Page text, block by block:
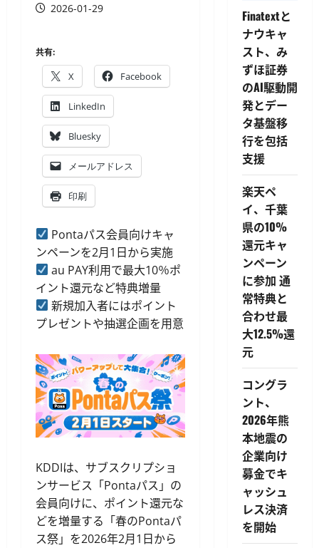
2026-01-29
共有:
X Facebook
LinkedIn
Bluesky
メールアドレス
印刷
Pontaパス会員向けキャ
ンペーンを2月1日から実施
au PAY利用で最大10％ポ
イント還元など特典増量
新規加入者にはポイント
プレゼントや抽選企画を用意
KDDIは、サブスクリプショ
ンサービス「Pontaパス」の
会員向けに、ポイント還元な
どを増量する「春のPontaパ
ス祭」を2026年2月1日から
Finatextと
ナウキャ
スト、み
ずほ証券
のAI駆動開
発とデー
タ基盤移
行を包括
支援
楽天ペ
イ、千葉
県の10%
還元キャ
ンペーン
に参加 通
常特典と
合わせ最
大12.5%還
元
コングラ
ント、
2026年熊
本地震の
企業向け
募金でキ
ャッシュ
レス決済
を開始